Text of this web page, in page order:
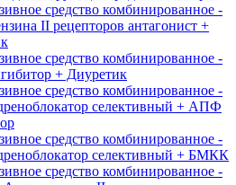
средство комбинированное -
II рецепторов антагонист +
средство комбинированное -
+ Диуретик
средство комбинированное -
селективный + АПФ
средство комбинированное -
селективный + БМКК
средство комбинированное -